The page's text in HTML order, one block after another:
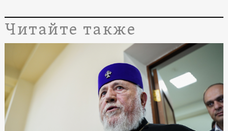
Читайте также